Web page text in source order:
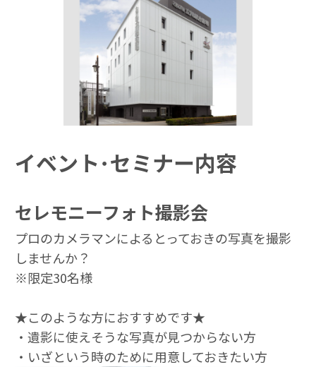
イベント･セミナー内容
セレモニーフォト撮影会
プロのカメラマンによるとっておきの写真を撮影
しませんか？
※限定30名様
★このような方におすすめです★
・遺影に使えそうな写真が見つからない方
・いざという時のために用意しておきたい方